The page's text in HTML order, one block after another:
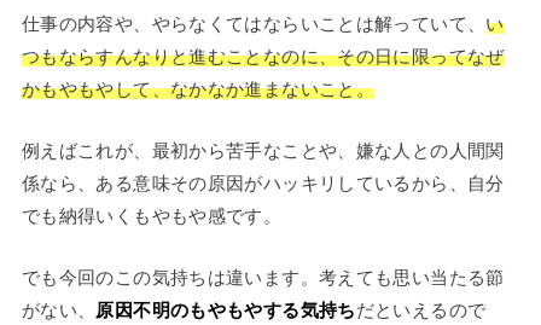
仕事の内容や、やらなくてはならいことは解っていて、 い
つもならすんなりと進むことなのに、その日に限ってなぜ
かもやもやして、なかなか進まないこと。
例えばこれが、最初から苦手なことや、嫌な人との人間関
係なら、ある意味その原因がハッキリしているから、自分
でも納得いくもやもや感です。
でも今回のこの気持ちは違います。考えても思い当たる節
がない、 原因不明のもやもやする気持ちだといえるので